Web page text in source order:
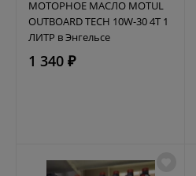
МОТОРНОЕ МАСЛО MOTUL
OUTBOARD TECH 10W-30 4T 1
ЛИТР в Энгельсе
1 340 ₽